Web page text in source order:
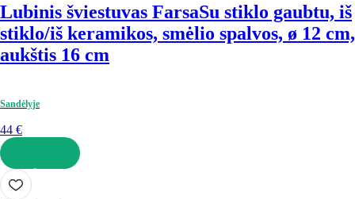
Lubinis šviestuvas FarsaSu stiklo gaubtu, iš
stiklo/iš keramikos, smėlio spalvos, ø 12 cm,
aukštis 16 cm
Sandėlyje
44 €
Į KREPŠELĮ